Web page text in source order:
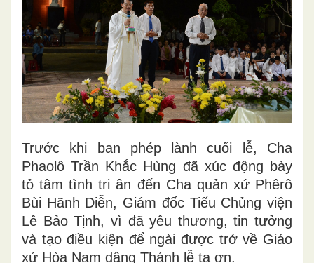
Trước khi ban phép lành cuối lễ, Cha
Phaolô Trần Khắc Hùng đã xúc động bày
tỏ tâm tình tri ân đến Cha quản xứ Phêrô
Bùi Hãnh Diễn, Giám đốc Tiểu Chủng viện
Lê Bảo Tịnh, vì đã yêu thương, tin tưởng
và tạo điều kiện để ngài được trở về Giáo
xứ Hòa Nam dâng Thánh lễ tạ ơn.